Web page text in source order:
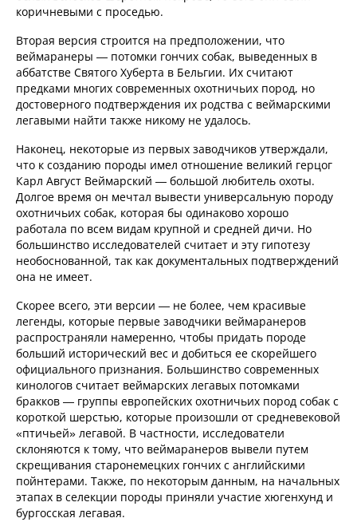
коричневыми с проседью.
Вторая версия строится на предположении, что
веймаранеры — потомки гончих собак, выведенных в
аббатстве Святого Хуберта в Бельгии. Их считают
предками многих современных охотничьих пород, но
достоверного подтверждения их родства с веймарскими
легавыми найти также никому не удалось.
Наконец, некоторые из первых заводчиков утверждали,
что к созданию породы имел отношение великий герцог
Карл Август Веймарский — большой любитель охоты.
Долгое время он мечтал вывести универсальную породу
охотничьих собак, которая бы одинаково хорошо
работала по всем видам крупной и средней дичи. Но
большинство исследователей считает и эту гипотезу
необоснованной, так как документальных подтверждений
она не имеет.
Скорее всего, эти версии — не более, чем красивые
легенды, которые первые заводчики веймаранеров
распространяли намеренно, чтобы придать породе
больший исторический вес и добиться ее скорейшего
официального признания. Большинство современных
кинологов считает веймарских легавых потомками
бракков — группы европейских охотничьих пород собак с
короткой шерстью, которые произошли от средневековой
«птичьей» легавой. В частности, исследователи
склоняются к тому, что веймаранеров вывели путем
скрещивания старонемецких гончих с английскими
пойнтерами. Также, по некоторым данным, на начальных
этапах в селекции породы приняли участие хюгенхунд и
бургосская легавая.